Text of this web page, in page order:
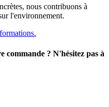
nous contribuons à
l'environnement.
commande ? N'hésitez pas à